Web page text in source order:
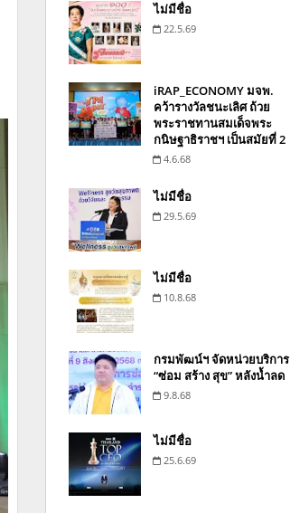
ไม่มีชื่อ
22.5.69
iRAP_ECONOMY มจพ.
คว้ารางวัลชนะเลิศ ถ้วย
พระราชทานสมเด็จพระ
กนิษฐาธิราชฯ เป็นสมัยที่ 2
4.6.68
ไม่มีชื่อ
29.5.69
ไม่มีชื่อ
10.8.68
กรมพัฒน์ฯ จัดหน่วยบริการ
“ซ่อม สร้าง สุข” หลังน้ำลด
9.8.68
ไม่มีชื่อ
25.6.69